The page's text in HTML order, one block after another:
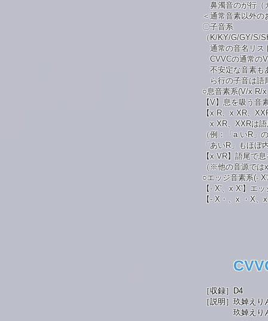
鼻濁音のが行（
＜通常音素以外の
〇子音系
（K/KY/G/GY/S/
通常の音名リス
CVVCの通常の
不安定な音素も
ら行の子音は語
○息音素系(V/x R/
【V】息を吸う音
【x R、x XR、
x XR、XXRは語
（例：「a いR」
「あいR」もほぼ
【x VR】語尾で
（※他の音源では
○エッジ音素系(-
【- X'、x X'】エ
【- X・、x ・X
［収録］
D4
［説明］玖婥え
玖婥えりんの